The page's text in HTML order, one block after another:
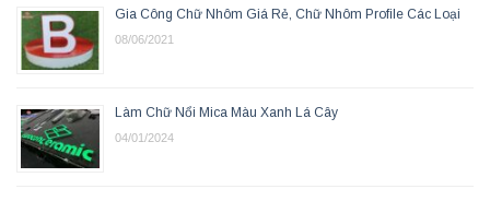
Gia Công Chữ Nhôm Giá Rẻ, Chữ Nhôm Profile Các Loại
08/06/2021
Làm Chữ Nổi Mica Màu Xanh Lá Cây
04/01/2024